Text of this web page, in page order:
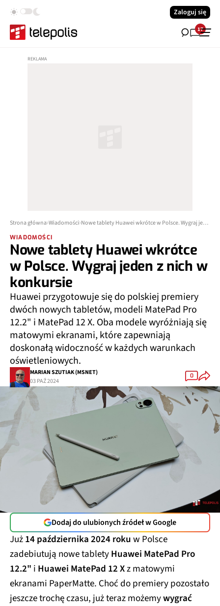
Zaloguj się
17
Strona główna Wiadomości Nowe tablety Huawei wkrótce w Polsce. Wygraj jeden z nich w konkursie
WIADOMOŚCI
Nowe tablety Huawei wkrótce
w Polsce. Wygraj jeden z nich w
konkursie
Huawei przygotowuje się do polskiej premiery
dwóch nowych tabletów, modeli MatePad Pro
12.2" i MatePad 12 X. Oba modele wyróżniają się
matowymi ekranami, które zapewniają
doskonałą widoczność w każdych warunkach
oświetleniowych.
MARIAN SZUTIAK (MSNET)
03 PAŹ 2024
0
Dodaj do ulubionych źródeł w Google
Już14 października 2024 rokuw Polsce
zadebiutują nowe tabletyHuawei MatePad Pro
12.2" i Huawei MatePad 12 Xz matowymi
ekranami PaperMatte. Choć do premiery pozostało
jeszcze trochę czasu, już teraz możemywygrać